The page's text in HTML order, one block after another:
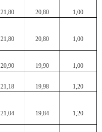
21,80 20,80 1,00
21,80 20,80 1,00
20,90 19,90 1,00
21,18 19,98 1,20
21,04 19,84 1,20